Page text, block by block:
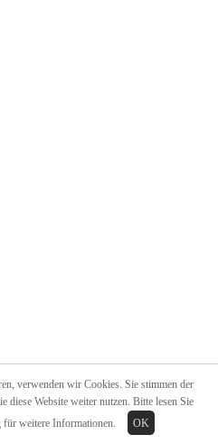
verwenden wir Cookies. Sie stimmen der
diese Website weiter nutzen. Bitte lesen Sie
für weitere Informationen. OK